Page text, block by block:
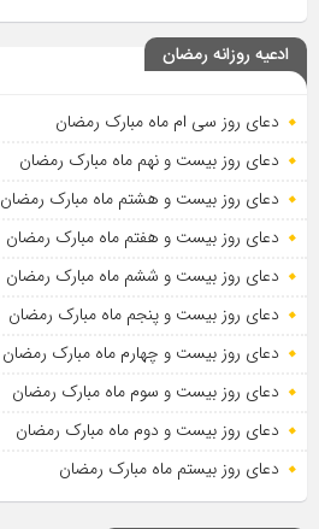
ادعیه روزانه رمضان
دعای روز سی ام ماه مبارک رمضان
دعای روز بیست و نهم ماه مبارک رمضان
دعای روز بیست و هشتم ماه مبارک رمضان
دعای روز بیست و هفتم ماه مبارک رمضان
دعای روز بیست و ششم ماه مبارک رمضان
دعای روز بیست و پنجم ماه مبارک رمضان
دعای روز بیست و چهارم ماه مبارک رمضان
دعای روز بیست و سوم ماه مبارک رمضان
دعای روز بیست و دوم ماه مبارک رمضان
دعای روز بیستم ماه مبارک رمضان